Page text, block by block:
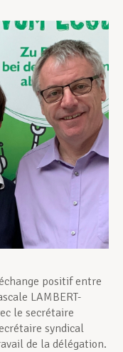
positif entre
LAMBERT-
le secrétaire
syndical
de la délégation.